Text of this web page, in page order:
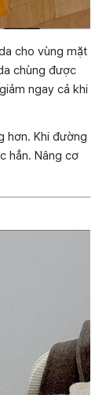
cho vùng mặt
chùng được
ngay cả khi
hơn. Khi đường
hẳn. Nâng cơ